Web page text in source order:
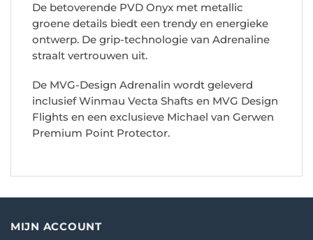
De betoverende PVD Onyx met metallic
groene details biedt een trendy en energieke
ontwerp. De grip-technologie van Adrenaline
straalt vertrouwen uit.
De MVG-Design Adrenalin wordt geleverd
inclusief Winmau Vecta Shafts en MVG Design
Flights en een exclusieve Michael van Gerwen
Premium Point Protector.
MIJN ACCOUNT